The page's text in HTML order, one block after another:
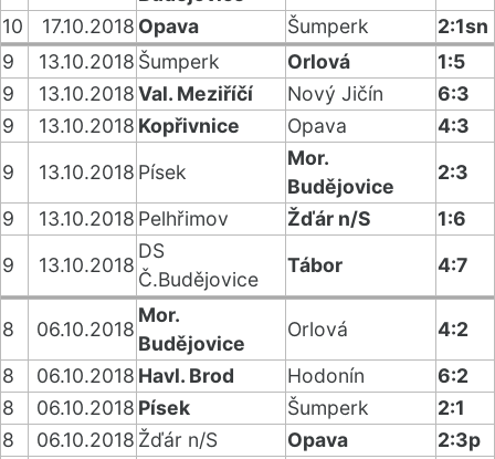
10
17.10.2018 Opava Šumperk
2:1sn
9
13.10.2018 Šumperk Orlová
1:5
9
13.10.2018Val. Meziříčí Nový Jičín
6:3
9
13.10.2018 Kopřivnice Opava
4:3
9
13.10.2018 Písek
Mor.
Budějovice
2:3
9
13.10.2018 Pelhřimov Žďár n/S
1:6
9
13.10.2018
DS
Č.Budějovice
Tábor 4:7
8 06.10.2018
Mor.
Budějovice
Orlová
4:2
8
06.10.2018 Havl. Brod Hodonín
6:2
8
06.10.2018 Písek Šumperk
2:1
8
06.10.2018 Žďár n/S Opava
2:3p